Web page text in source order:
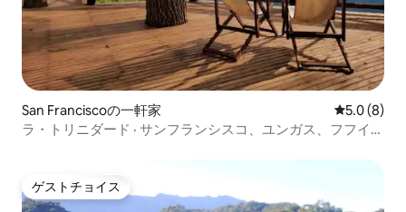
San Franciscoの一軒家 レビュー8
5.0 (8)
ラ・トリニダード · サンフランシスコ、ユンガス、フフイの
ゲストチョイス
ゲストチョイス